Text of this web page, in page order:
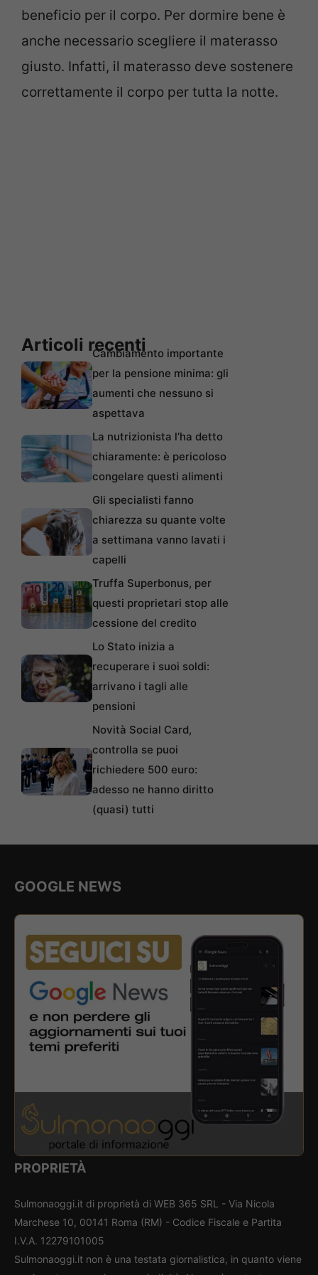
beneficio per il corpo. Per dormire bene è
anche necessario scegliere il materasso
giusto. Infatti, il materasso deve sostenere
correttamente il corpo per tutta la notte.
Articoli recentiCambiamento importante
per la pensione minima: gli
aumenti che nessuno si
aspettava
La nutrizionista l’ha detto
chiaramente: è pericoloso
congelare questi alimenti
Gli specialisti fanno
chiarezza su quante volte
a settimana vanno lavati i
capelli
Truffa Superbonus, per
questi proprietari stop alle
cessione del credito
Lo Stato inizia a
recuperare i suoi soldi:
arrivano i tagli alle
pensioni
Novità Social Card,
controlla se puoi
richiedere 500 euro:
adesso ne hanno diritto
(quasi) tutti
GOOGLE NEWS
PROPRIETÀ
Sulmonaoggi.it di proprietà di WEB 365 SRL - Via Nicola
Marchese 10, 00141 Roma (RM) - Codice Fiscale e Partita
I.V.A. 12279101005
Sulmonaoggi.it non è una testata giornalistica, in quanto viene